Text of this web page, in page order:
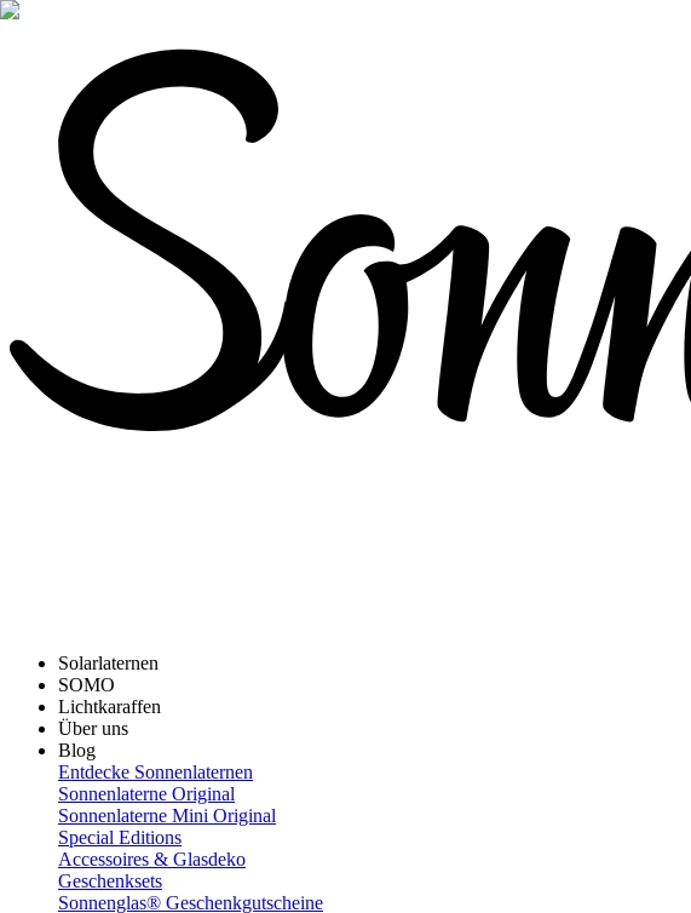
Solarlaternen
SOMO
Lichtkaraffen
Über uns
Blog
Entdecke Sonnenlaternen
Sonnenlaterne Original
Sonnenlaterne Mini Original
Special Editions
Accessoires & Glasdeko
Geschenksets
Sonnenglas® Geschenkgutscheine